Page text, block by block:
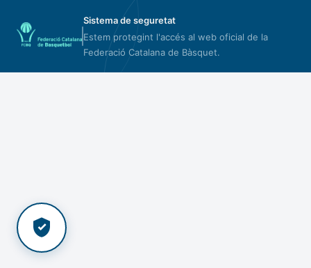
Sistema de seguretat
Estem protegint l'accés al web oficial de la
Federació Catalana de Bàsquet.